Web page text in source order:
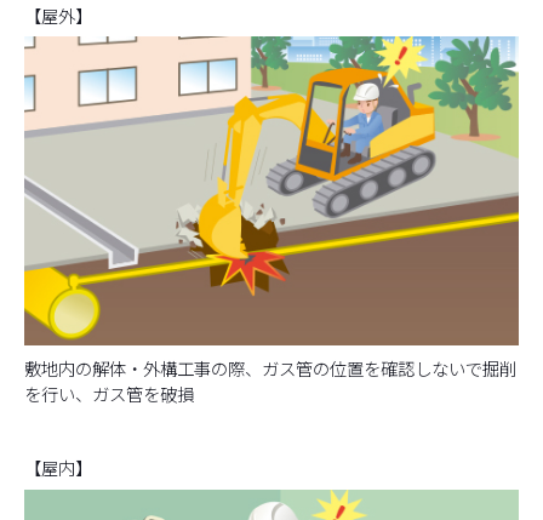
【屋外】
敷地内の解体・外構工事の際、ガス管の位置を確認しないで掘削
を行い、ガス管を破損
【屋内】